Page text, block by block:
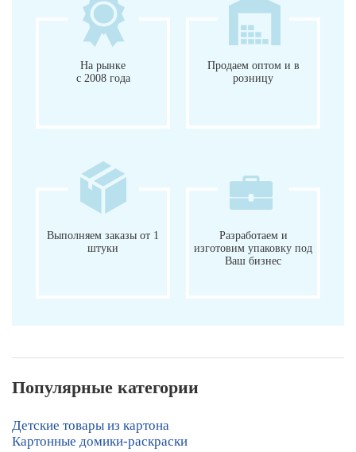
На рынке
с 2008 года
Продаем оптом и в
розницу
Выполняем заказы от 1
штуки
Разработаем и
изготовим упаковку под
Ваш бизнес
Популярные категории
Детские товары из картона
Картонные домики-раскраски